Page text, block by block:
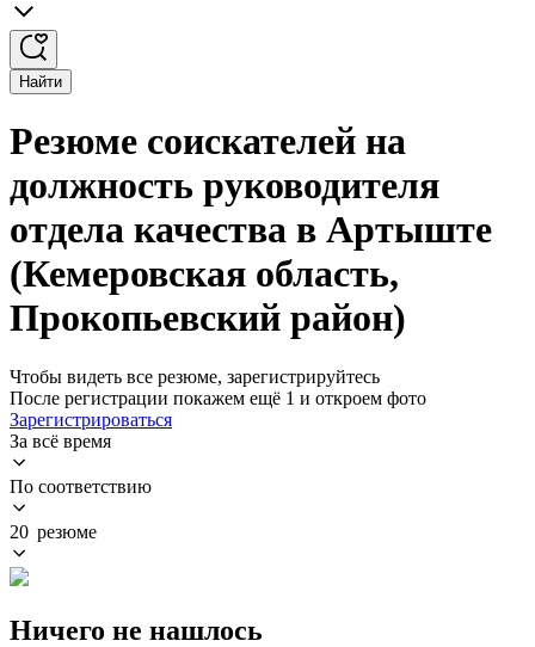
Найти
Резюме соискателей на
должность руководителя
отдела качества в Артыште
(Кемеровская область,
Прокопьевский район)
Чтобы видеть все резюме, зарегистрируйтесь
После регистрации покажем ещё 1 и откроем фото
Зарегистрироваться
За всё время
По соответствию
20 резюме
Ничего не нашлось